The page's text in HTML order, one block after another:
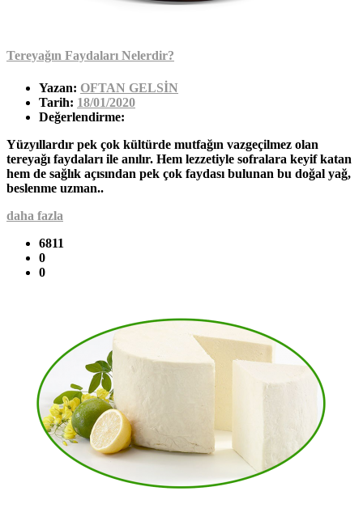
Tereyağın Faydaları Nelerdir?
Yazan: OFTAN GELSİN
Tarih: 18/01/2020
Değerlendirme:
Yüzyıllardır pek çok kültürde mutfağın vazgeçilmez olan
tereyağı faydaları ile anılır. Hem lezzetiyle sofralara keyif katan
hem de sağlık açısından pek çok faydası bulunan bu doğal yağ,
beslenme uzman..
daha fazla
6811
0
0